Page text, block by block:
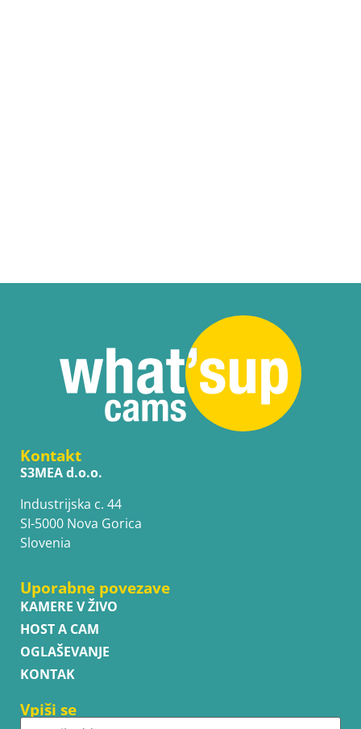
Kontakt
S3MEA d.o.o.
Industrijska c. 44
SI-5000 Nova Gorica
Slovenia
Uporabne povezave
KAMERE V ŽIVO
HOST A CAM
OGLAŠEVANJE
KONTAK
Vpiši se